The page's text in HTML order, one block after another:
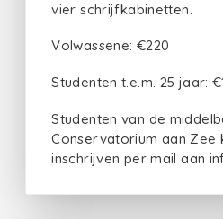
vier schrijfkabinetten.
Volwassene: €220
Studenten t.e.m. 25 jaar:
Studenten van de
Conservatorium aan Zee
inschrijven per mail aan